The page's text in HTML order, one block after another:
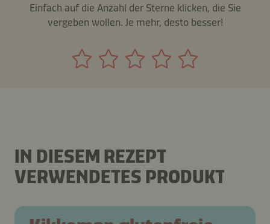
Einfach auf die Anzahl der Sterne klicken, die Sie
vergeben wollen. Je mehr, desto besser!
IN DIESEM REZEPT
VERWENDETES PRODUKT